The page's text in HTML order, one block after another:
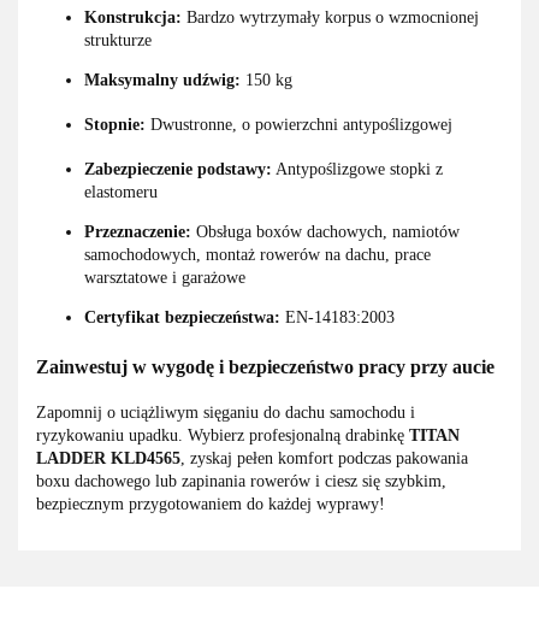
Konstrukcja: Bardzo wytrzymały korpus o wzmocnionej
strukturze
Maksymalny udźwig: 150 kg
Stopnie: Dwustronne, o powierzchni antypoślizgowej
Zabezpieczenie podstawy: Antypoślizgowe stopki z
elastomeru
Przeznaczenie: Obsługa boxów dachowych, namiotów
samochodowych, montaż rowerów na dachu, prace
warsztatowe i garażowe
Certyfikat bezpieczeństwa: EN-14183:2003
Zainwestuj w wygodę i bezpieczeństwo pracy przy aucie
Zapomnij o uciążliwym sięganiu do dachu samochodu i
ryzykowaniu upadku. Wybierz profesjonalną drabinkę TITAN
LADDER KLD4565 , zyskaj pełen komfort podczas pakowania
boxu dachowego lub zapinania rowerów i ciesz się szybkim,
bezpiecznym przygotowaniem do każdej wyprawy!